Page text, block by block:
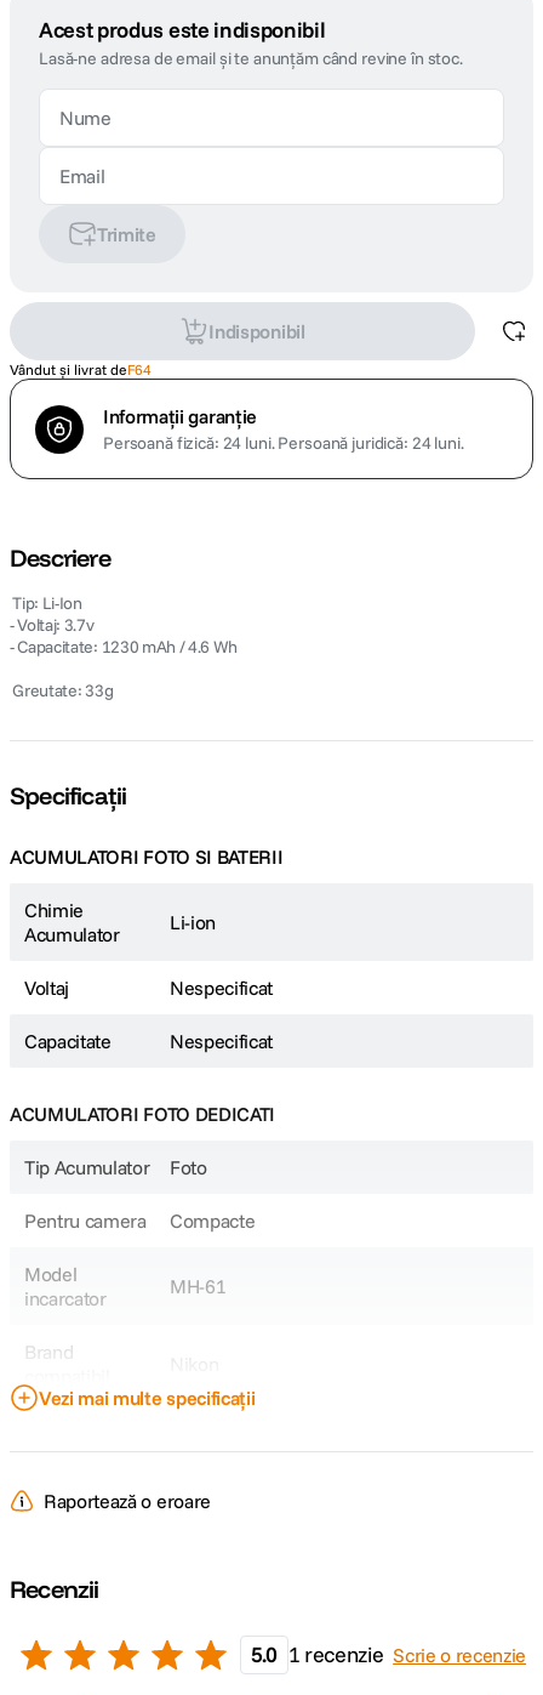
Acest produs este indisponibil
Lasă-ne adresa de email și te anunțăm când revine în stoc.
Trimite
Indisponibil
Vândut și livrat deF64
Informații garanție
Persoană fizică: 24 luni.Persoană juridică: 24 luni.
Descriere
 Tip: Li-Ion
- Voltaj: 3.7v
- Capacitate: 1230 mAh / 4.6 Wh
 Greutate: 33g
Specificații
ACUMULATORI FOTO SI BATERII
Chimie
Acumulator
Li-ion
Voltaj Nespecificat
Capacitate Nespecificat
ACUMULATORI FOTO DEDICATI
Tip Acumulator Foto
Pentru camera Compacte
Model
incarcator
MH-61
Brand
Acumulator
Model
DETALII PRODUCATOR
Cod producator 1000 192.4
Vezi mai multe specificații
Raportează o eroare
Recenzii
5.0 1 recenzie Scrie o recenzie